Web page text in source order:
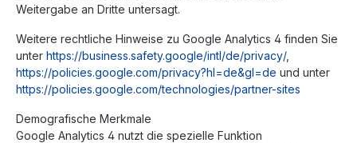
Weitergabe an Dritte untersagt.
Weitere rechtliche Hinweise zu Google Analytics 4 finden Sie
unter https://business.safety.google/intl/de/privacy/,
https://policies.google.com/privacy?hl=de&gl=de und unter
https://policies.google.com/technologies/partner-sites
Demografische Merkmale
Google Analytics 4 nutzt die spezielle Funktion